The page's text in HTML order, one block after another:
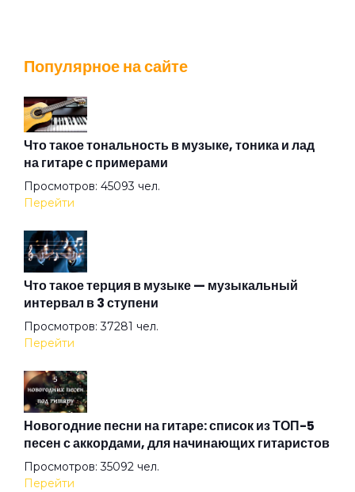
Джейн Доу
Дождь над Бензоколонкой
Ещё один день
Жалгыздык
Живой
Жизнь в полицейском государстве
Популярное на сайте
Что такое тональность в музыке, тоника и лад
на гитаре с примерами
Просмотров: 45093 чел.
Перейти
Что такое терция в музыке — музыкальный
интервал в 3 ступени
Просмотров: 37281 чел.
Перейти
Новогодние песни на гитаре: список из ТОП-5
песен с аккордами, для начинающих гитаристов
Просмотров: 35092 чел.
Перейти